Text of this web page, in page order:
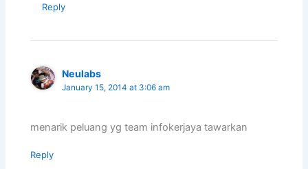
Reply
Neulabs
January 15, 2014 at 3:06 am
menarik peluang yg team infokerjaya tawarkan
Reply